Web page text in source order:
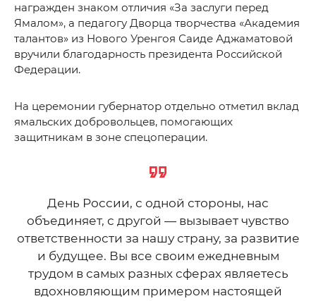
награжден знаком отличия «За заслуги перед
Ямалом», а педагогу Дворца творчества «Академия
талантов» из Нового Уренгоя Саиде Аджаматовой
вручили благодарность президента Российской
Федерации.
На церемонии губернатор отдельно отметил вклад
ямальских добровольцев, помогающих
защитникам в зоне спецоперации.
День России, с одной стороны, нас
объединяет, с другой — вызывает чувство
ответственности за нашу страну, за развитие
и будущее. Вы все своим ежедневным
трудом в самых разных сферах являетесь
вдохновляющим примером настоящей